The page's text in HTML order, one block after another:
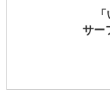
サー